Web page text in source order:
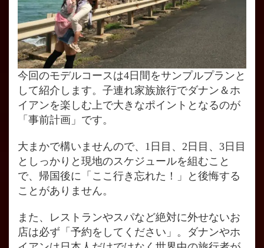
今回のモデルコースは4日間をサンプルプランと
して紹介します。子連れ家族旅行でダナン＆ホ
イアンを楽しむ上で大きなポイントとなるのが
「事前計画」です。
大まかで構いませんので、1日目、2日目、3日目
としっかりと現地のスケジュールを組むこと
で、帰国後に「ここ行き忘れた！」と後悔する
ことがありません。
また、レストランやスパなど絶対に外せないお
店は必ず「予約をしてください」。ダナンやホ